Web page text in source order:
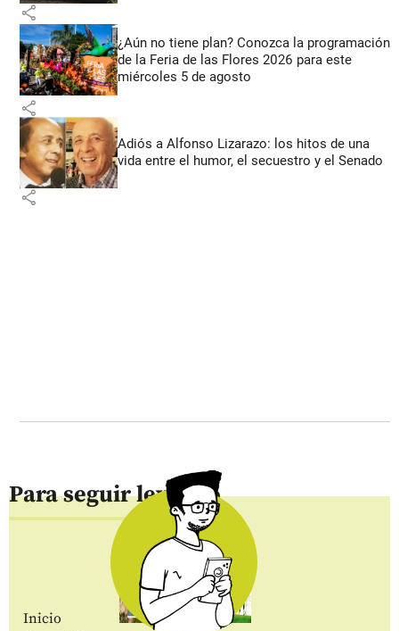
share
¿Aún no tiene plan? Conozca la programación
de la Feria de las Flores 2026 para este
miércoles 5 de agosto
share
Adiós a Alfonso Lizarazo: los hitos de una
vida entre el humor, el secuestro y el Senado
share
Para seguir leyendo
Inicio